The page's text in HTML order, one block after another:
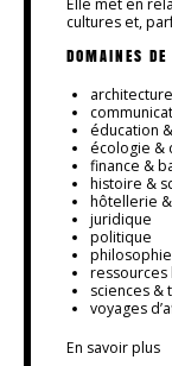
Elle met en
cultures et,
DOMAINES DE
éducation
écologie &
finance &
histoire &
hôtellerie
juridique
politique
ressources
sciences &
voyages
En savoir plus